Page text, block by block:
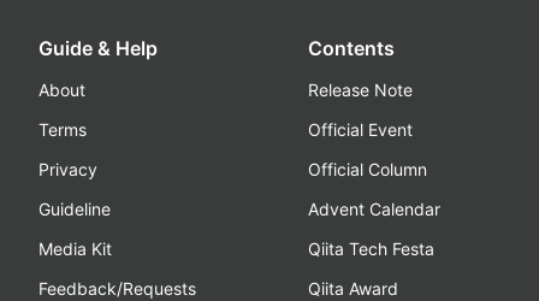
Guide & Help
About
Terms
Privacy
Guideline
Media Kit
Feedback/Requests
Contents
Release Note
Official Event
Official Column
Advent Calendar
Qiita Tech Festa
Qiita Award